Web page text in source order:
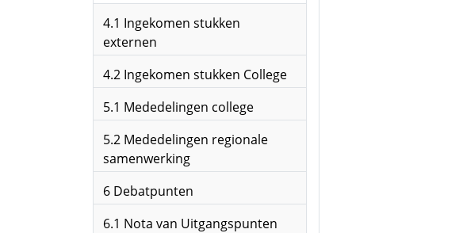
4.1 Ingekomen stukken
externen
4.2 Ingekomen stukken College
5.1 Mededelingen college
5.2 Mededelingen regionale
samenwerking
6 Debatpunten
6.1 Nota van Uitgangspunten